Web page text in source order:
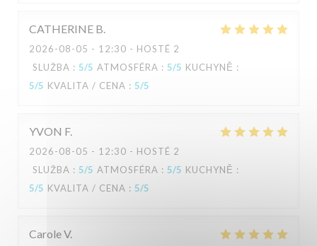
CATHERINE B
2026-08-05 - 12:30 - HOSTÉ 2
SLUŽBA : 5/5 ATMOSFÉRA : 5/5 KUCHYNĚ :
5/5 KVALITA / CENA : 5/5
YVON F
2026-08-05 - 12:30 - HOSTÉ 2
SLUŽBA : 5/5 ATMOSFÉRA : 5/5 KUCHYNĚ :
5/5 KVALITA / CENA : 5/5
CaroleV